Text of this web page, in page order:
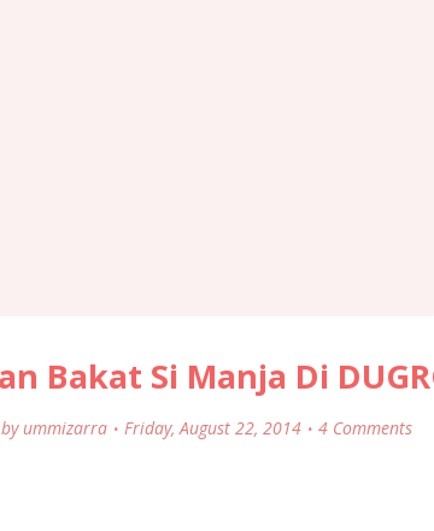
Bakat Si Manja Di
by ummizarra Friday, August 22, 2014 4 Comments